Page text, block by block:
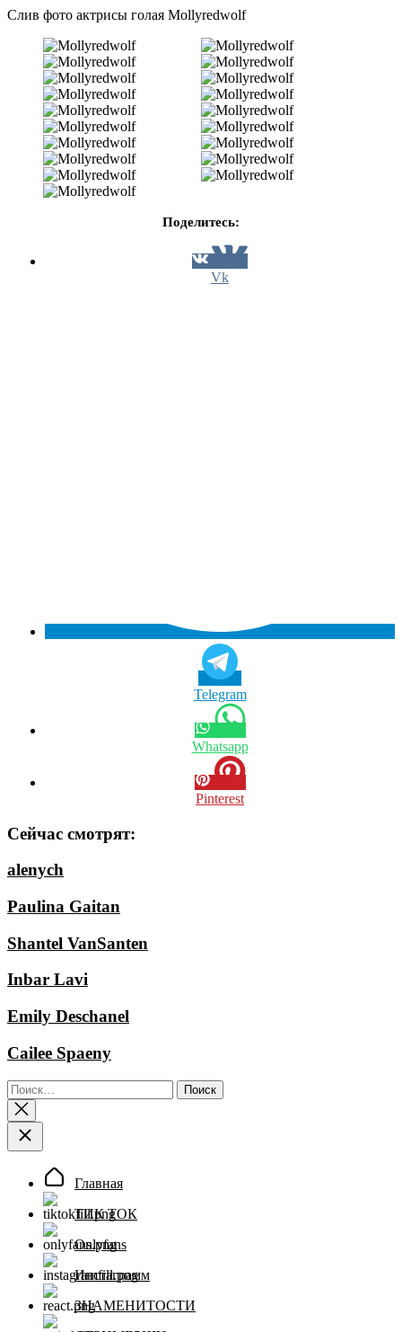
Слив фото актрисы голая Mollyredwolf
Поделитесь:
Vk
Telegram
Whatsapp
Pinterest
Сейчас смотрят:
alenych
Paulina Gaitan
Shantel VanSanten
Inbar Lavi
Emily Deschanel
Cailee Spaeny
Найти:
Главная
ТИК ТОК
Onlyfans
Инстаграмм
ЗНАМЕНИТОСТИ